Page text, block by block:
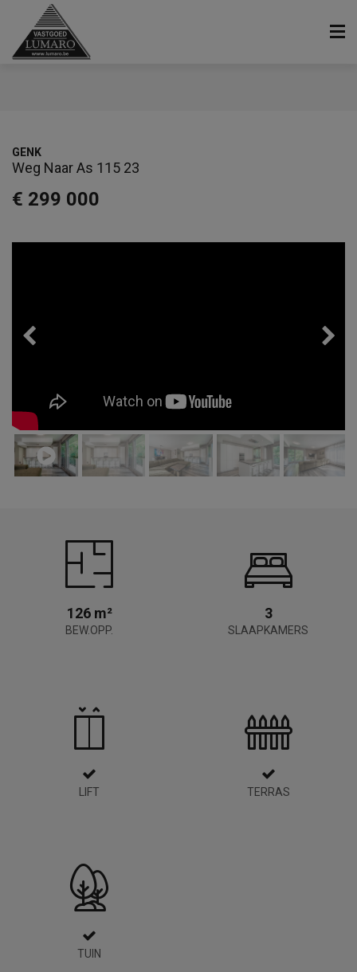
€ 299 000
GENK
Weg Naar As 115 23
126 m²
BEW.OPP.
3
SLAAPKAMERS
LIFT TERRAS
TUIN